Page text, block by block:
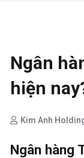
Ngân
hiện
Kim Anh
Ngân hàng